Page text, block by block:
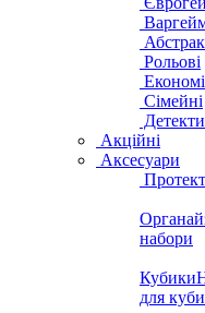
Рольові
Сімейні
Акційні
Аксесуари
набори
Кубики
для